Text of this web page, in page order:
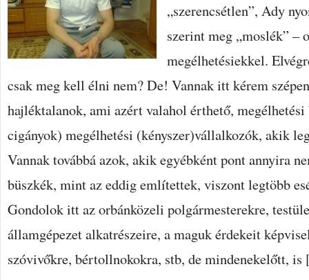
„szerencsétlen”, Ady
szerint meg „moslék” –
megélhetésiekkel.
csak meg kell élni nem? De! Vannak itt kérem
hajléktalanok, ami azért valahol érthető,
cigányok) megélhetési (kényszer)vállalkozók, akik
Vannak továbbá azok, akik egyébként pont annyira
büszkék, mint az eddig említettek, viszont legtöbb
Gondolok itt az orbánközeli polgármesterekre,
államgépezet alkatrészeire, a maguk érdekeit
szóvivőkre, bértollnokokra, stb, de mindenekelőtt,